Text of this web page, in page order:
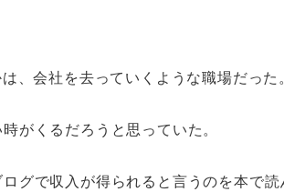
、会社を去っていくような職場だった。
がくるだろうと思っていた。
グで収入が得られると言うのを本で読